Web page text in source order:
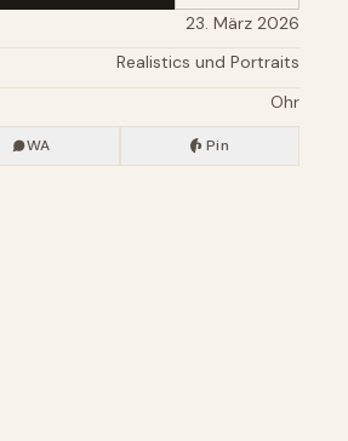
23. März 2026
Realistics und Portraits
Ohr
WA Pin